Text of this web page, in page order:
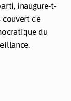
inaugure-t-
couvert de
du